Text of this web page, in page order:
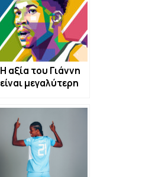
Η αξία του Γιάννη
είναι μεγαλύτερη